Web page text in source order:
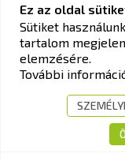
KAV
Cím:1033
+36-1-510-
Ez az oldal
Sütiket
tartalom
elemzésére.
További